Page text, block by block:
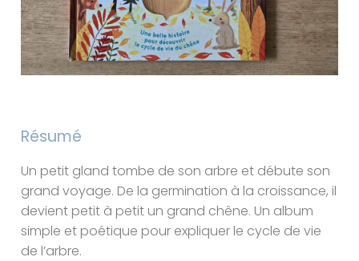
Résumé
Un petit gland tombe de son arbre et débute son
grand voyage. De la germination à la croissance, il
devient petit à petit un grand chêne. Un album
simple et poétique pour expliquer le cycle de vie
de l’arbre.